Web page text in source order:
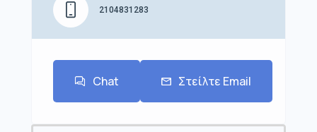
2104831283
Chat Στείλτε Email